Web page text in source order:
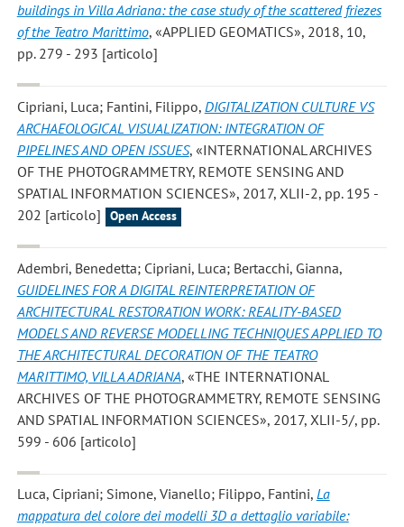
buildings in Villa Adriana: the case study of the scattered friezes
of the Teatro Marittimo, «APPLIED GEOMATICS», 2018, 10,
pp. 279 - 293 [articolo]
Cipriani, Luca; Fantini, Filippo, DIGITALIZATION CULTURE VS
ARCHAEOLOGICAL VISUALIZATION: INTEGRATION OF
PIPELINES AND OPEN ISSUES, «INTERNATIONAL ARCHIVES
OF THE PHOTOGRAMMETRY, REMOTE SENSING AND
SPATIAL INFORMATION SCIENCES», 2017, XLII-2, pp. 195 -
202 [articolo]
Open Access
Adembri, Benedetta; Cipriani, Luca; Bertacchi, Gianna,
GUIDELINES FOR A DIGITAL REINTERPRETATION OF
ARCHITECTURAL RESTORATION WORK: REALITY-BASED
MODELS AND REVERSE MODELLING TECHNIQUES APPLIED TO
THE ARCHITECTURAL DECORATION OF THE TEATRO
MARITTIMO, VILLA ADRIANA, «THE INTERNATIONAL
ARCHIVES OF THE PHOTOGRAMMETRY, REMOTE SENSING
AND SPATIAL INFORMATION SCIENCES», 2017, XLII-5/, pp.
599 - 606 [articolo]
Luca, Cipriani; Simone, Vianello; Filippo, Fantini, La
mappatura del colore dei modelli 3D a dettaglio variabile: